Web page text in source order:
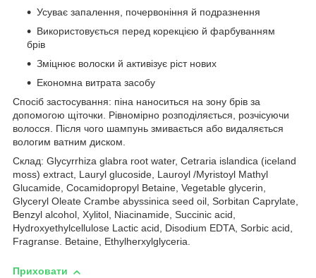
Усуває запалення, почервоніння й подразнення
Використовується перед корекцією й фарбуванням
брів
Зміцнює волоски й активізує ріст нових
Економна витрата засобу
Спосіб застосування: піна наноситься на зону брів за
допомогою щіточки. Рівномірно розподіляється, розчісуючи
волосся. Після чого шампунь змивається або видаляється
вологим ватним диском.
Склад: Glycyrrhiza glabra root water, Cetraria islandica (iceland
moss) extract, Lauryl glucoside, Lauroyl /Myristoyl Mathyl
Glucamide, Cocamidopropyl Betaine, Vegetable glycerin,
Glyceryl Oleate Crambe abyssinica seed oil, Sorbitan Caprylate,
Benzyl alcohol, Xylitol, Niacinamide, Succinic acid,
Hydroxyethylcellulose Lactic acid, Disodium EDTA, Sorbic acid,
Fragranse. Betaine, Ethylherxylglyceria.
Приховати